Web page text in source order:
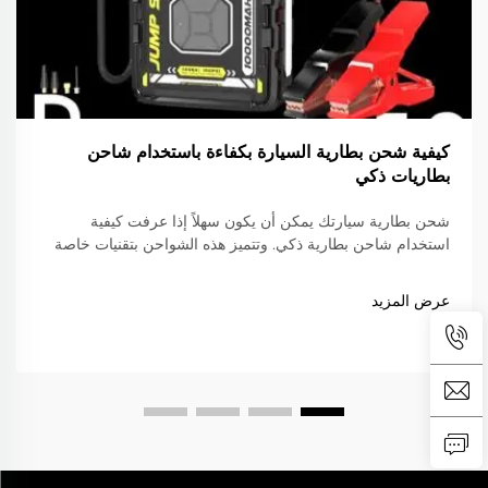
كيفية شحن بطارية السيارة بكفاءة باستخدام شاحن
بطاريات ذكي
شحن بطارية سيارتك يمكن أن يكون سهلاً إذا عرفت كيفية
استخدام شاحن بطارية ذكي. وتتميز هذه الشواحن بتقنيات خاصة
البطاريات الذكية...
عرض المزيد